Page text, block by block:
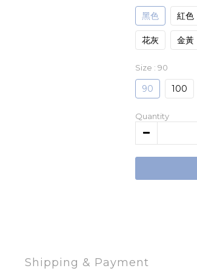
黑色 紅色
花灰 金黃
Size : 90
90 100
Quantity
Shipping & Payment